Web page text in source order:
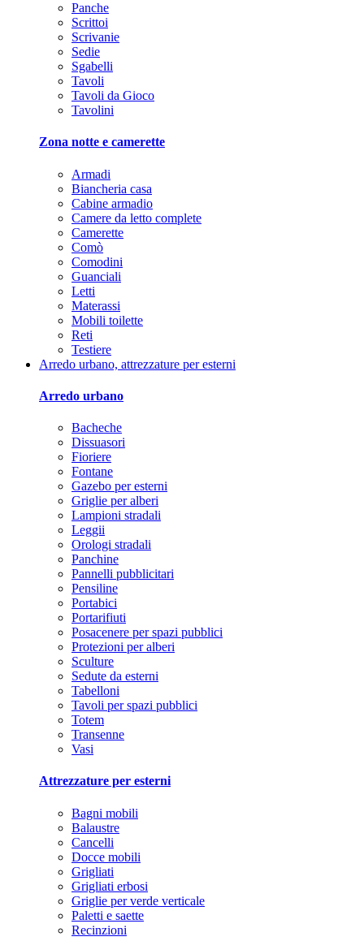
Panche
Scrittoi
Scrivanie
Sedie
Sgabelli
Tavoli
Tavoli da Gioco
Tavolini
Zona notte e camerette
Armadi
Biancheria casa
Cabine armadio
Camere da letto complete
Camerette
Comò
Comodini
Guanciali
Letti
Materassi
Mobili toilette
Reti
Testiere
Arredo urbano, attrezzature per esterni
Arredo urbano
Bacheche
Dissuasori
Fioriere
Fontane
Gazebo per esterni
Griglie per alberi
Lampioni stradali
Leggii
Orologi stradali
Panchine
Pannelli pubblicitari
Pensiline
Portabici
Portarifiuti
Posacenere per spazi pubblici
Protezioni per alberi
Sculture
Sedute da esterni
Tabelloni
Tavoli per spazi pubblici
Totem
Transenne
Vasi
Attrezzature per esterni
Bagni mobili
Balaustre
Cancelli
Docce mobili
Grigliati
Grigliati erbosi
Griglie per verde verticale
Paletti e saette
Recinzioni